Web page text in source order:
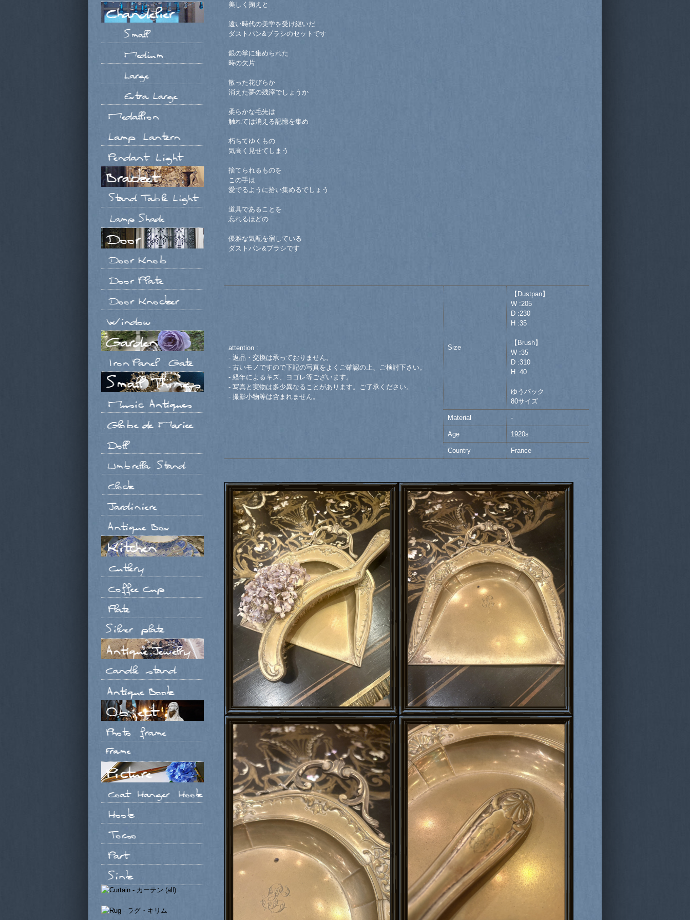
美しく掬えと
遠い時代の美学を受け継いだ
ダストパン&ブラシのセットです
銀の掌に集められた
時の欠片
散った花びらか
消えた夢の残滓でしょうか
柔らかな毛先は
触れては消える記憶を集め
朽ちてゆくもの
気高く見せてしまう
捨てられるものを
この手は
愛でるように拾い集めるでしょう
道具であることを
忘れるほどの
優雅な気配を宿している
ダストパン&ブラシです
attention :
- 返品・交換は承っておりません。
- 古いモノですので下記の写真をよくご確認の上、ご検討下さい。
- 経年によるキズ、ヨゴレ等ございます。
- 写真と実物は多少異なることがあります。ご了承ください。
- 撮影小物等は含まれません。
Size
【Dustpan】
W :205
D :230
H :35
【Brush】
W :35
D :310
H :40
ゆうパック
80サイズ
Material -
Age 1920s
Country France